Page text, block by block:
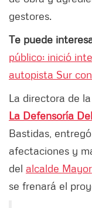
gestores.
Te puede
público: inició
autopista Sur
La directora de la
La Defensoría
Bastidas,
afectaciones y
del alcalde Mayor
se frenará el